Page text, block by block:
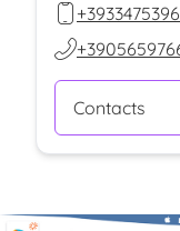
Contacts